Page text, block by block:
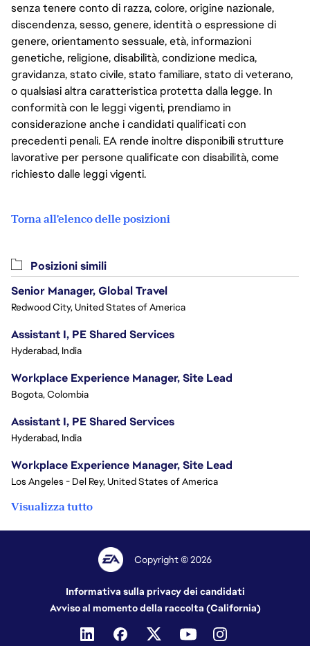
senza tenere conto di razza, colore, origine nazionale,
discendenza, sesso, genere, identità o espressione di
genere, orientamento sessuale, età, informazioni
genetiche, religione, disabilità, condizione medica,
gravidanza, stato civile, stato familiare, stato di veterano,
o qualsiasi altra caratteristica protetta dalla legge. In
conformità con le leggi vigenti, prendiamo in
considerazione anche i candidati qualificati con
precedenti penali. EA rende inoltre disponibili strutture
lavorative per persone qualificate con disabilità, come
richiesto dalle leggi vigenti.
Torna all'elenco delle posizioni
Posizioni simili
Senior Manager, Global Travel
Redwood City, United States of America
Assistant I, PE Shared Services
Hyderabad, India
Workplace Experience Manager, Site Lead
Bogota, Colombia
Assistant I, PE Shared Services
Hyderabad, India
Workplace Experience Manager, Site Lead
Los Angeles - Del Rey, United States of America
Visualizza tutto
Copyright © 2026
Informativa sulla privacy dei candidati
Avviso al momento della raccolta (California)